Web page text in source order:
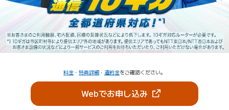
料金 ・ 特典詳細 ・ 違約金をご確認ください。
Webでお申し込み（新しいタブで開き